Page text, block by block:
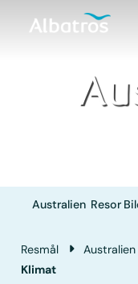
Australien Resor
Resmål
Klimat